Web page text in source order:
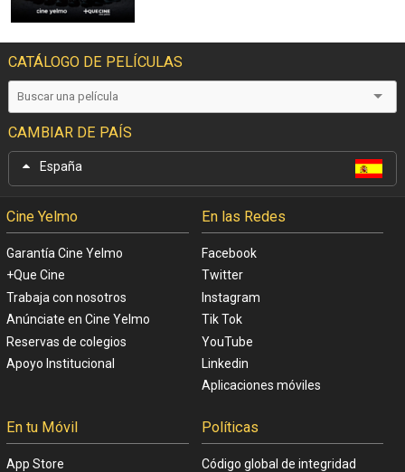
CATÁLOGO DE PELÍCULAS
CAMBIAR DE PAÍS
España
Cine Yelmo
Garantía Cine Yelmo
+Que Cine
Trabaja con nosotros
Anúnciate en Cine Yelmo
Reservas de colegios
Apoyo Institucional
En las Redes
Facebook
Twitter
Instagram
Tik Tok
YouTube
Linkedin
Aplicaciones móviles
En tu Móvil
App Store
Políticas
Código global de integridad